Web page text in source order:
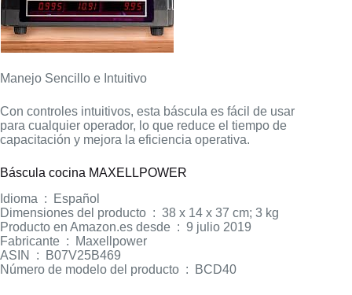
Manejo Sencillo e Intuitivo
Con controles intuitivos, esta báscula es fácil de usar
para cualquier operador, lo que reduce el tiempo de
capacitación y mejora la eficiencia operativa.
Báscula cocina MAXELLPOWER
Idioma ‏ : ‎ Español
Dimensiones del producto ‏ : ‎ 38 x 14 x 37 cm; 3 kg
Producto en Amazon.es desde ‏ : ‎ 9 julio 2019
Fabricante ‏ : ‎ Maxellpower
ASIN ‏ : ‎ B07V25B469
Número de modelo del producto ‏ : ‎ BCD40